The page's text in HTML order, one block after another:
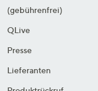
(gebührenfrei)
QLive
Presse
Lieferanten